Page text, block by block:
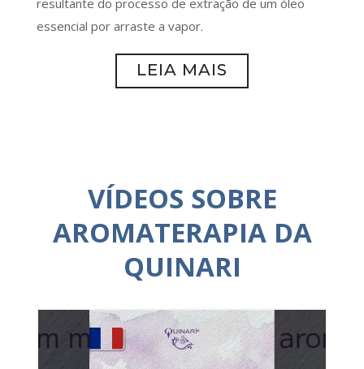
essencial por arraste a vapor.
LEIA MAIS
VÍDEOS SOBRE
AROMATERAPIA DA
QUINARI